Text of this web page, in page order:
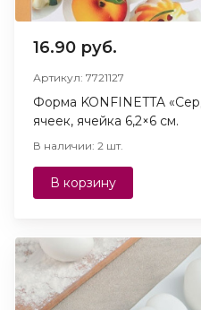
16.90 руб.
Артикул: 7721127
Форма KONFINETTA
ячеек, ячейка 6,2×6 см.
В наличии: 2 шт.
В корзину